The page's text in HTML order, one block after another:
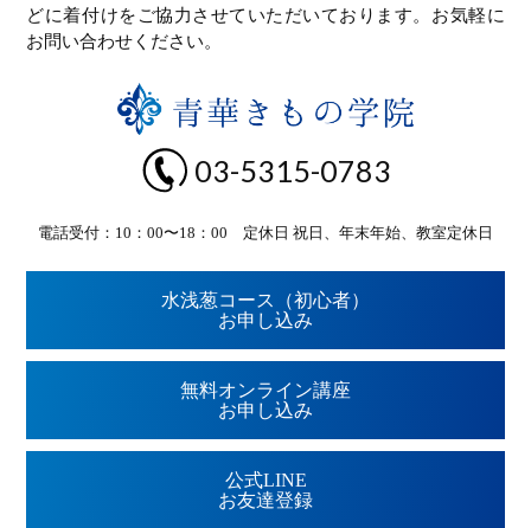
どに着付けをご協力させていただいております。お気軽に
お問い合わせください。
03-5315-0783
電話受付：10：00〜18：00 定休日 祝日、年末年始、教室定休日
水浅葱コース（初心者）
お申し込み
無料オンライン講座
お申し込み
公式LINE
お友達登録